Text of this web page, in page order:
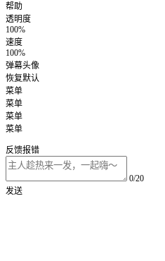
帮助
透明度
100%
速度
100%
弹幕头像
恢复默认
菜单
菜单
菜单
菜单
反馈报错
0/20
发送